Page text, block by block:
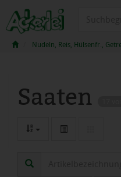
Nudeln, Reis, Hülsenfr.,
Saaten